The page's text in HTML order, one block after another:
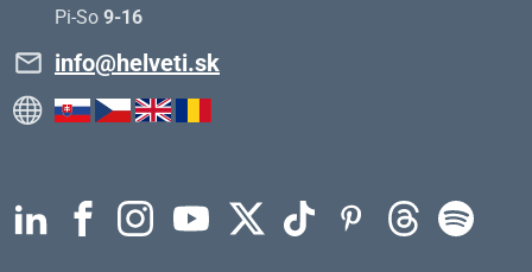
Pi-So 9-16
info@helveti.sk